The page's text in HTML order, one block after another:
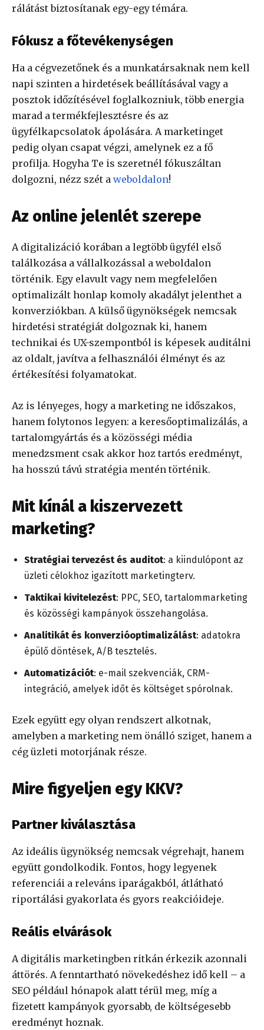
rálátást biztosítanak egy-egy témára.
Fókusz a főtevékenységen
Ha a cégvezetőnek és a munkatársaknak nem kell
napi szinten a hirdetések beállításával vagy a
posztok időzítésével foglalkozniuk, több energia
marad a termékfejlesztésre és az
ügyfélkapcsolatok ápolására. A marketinget
pedig olyan csapat végzi, amelynek ez a fő
profilja. Hogyha Te is szeretnél fókuszáltan
dolgozni, nézz szét a weboldalon!
Az online jelenlét szerepe
A digitalizáció korában a legtöbb ügyfél első
találkozása a vállalkozással a weboldalon
történik. Egy elavult vagy nem megfelelően
optimalizált honlap komoly akadályt jelenthet a
konverziókban. A külső ügynökségek nemcsak
hirdetési stratégiát dolgoznak ki, hanem
technikai és UX-szempontból is képesek auditálni
az oldalt, javítva a felhasználói élményt és az
értékesítési folyamatokat.
Az is lényeges, hogy a marketing ne időszakos,
hanem folytonos legyen: a keresőoptimalizálás, a
tartalomgyártás és a közösségi média
menedzsment csak akkor hoz tartós eredményt,
ha hosszú távú stratégia mentén történik.
Mit kínál a kiszervezett
marketing?
Stratégiai tervezést és auditot: a kiindulópont az
üzleti célokhoz igazított marketingterv.
Taktikai kivitelezést: PPC, SEO, tartalommarketing
és közösségi kampányok összehangolása.
Analitikát és konverzióoptimalizálást: adatokra
épülő döntések, A/B tesztelés.
Automatizációt: e-mail szekvenciák, CRM-
integráció, amelyek időt és költséget spórolnak.
Ezek együtt egy olyan rendszert alkotnak,
amelyben a marketing nem önálló sziget, hanem a
cég üzleti motorjának része.
Mire figyeljen egy KKV?
Partner kiválasztása
Az ideális ügynökség nemcsak végrehajt, hanem
együtt gondolkodik. Fontos, hogy legyenek
referenciái a releváns iparágakból, átlátható
riportálási gyakorlata és gyors reakcióideje.
Reális elvárások
A digitális marketingben ritkán érkezik azonnali
áttörés. A fenntartható növekedéshez idő kell – a
SEO például hónapok alatt térül meg, míg a
fizetett kampányok gyorsabb, de költségesebb
eredményt hoznak.